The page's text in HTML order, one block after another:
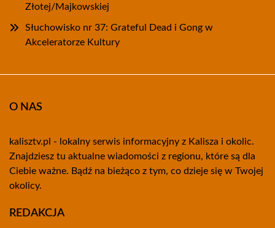
Złotej/Majkowskiej
Słuchowisko nr 37: Grateful Dead i Gong w
Akceleratorze Kultury
O NAS
kalisztv.pl - lokalny serwis informacyjny z Kalisza i okolic.
Znajdziesz tu aktualne wiadomości z regionu, które są dla
Ciebie ważne. Bądź na bieżąco z tym, co dzieje się w Twojej
okolicy.
REDAKCJA